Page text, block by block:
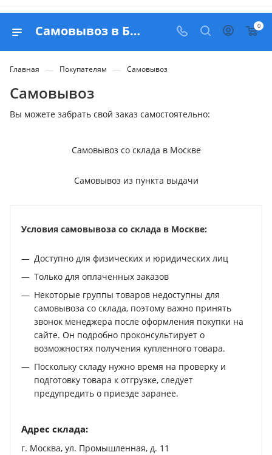
Самовывоз в Белапекс 0
Главная — Покупателям — Самовывоз
Самовывоз
Вы можете забрать свой заказ самостоятельно:
Самовывоз со склада в Москве
Самовывоз из пункта выдачи
Условия самовывоза со склада в Москве:
Доступно для физических и юридических лиц
Только для оплаченных заказов
Некоторые группы товаров недоступны для
самовывоза со склада, поэтому важно принять
звонок менеджера после оформления покупки на
сайте. Он подробно проконсультирует о
возможностях получения купленного товара.
Поскольку складу нужно время на проверку и
подготовку товара к отгрузке, следует
предупредить о приезде заранее.
Адрес склада:
г. Москва, ул. Промышленная, д. 11